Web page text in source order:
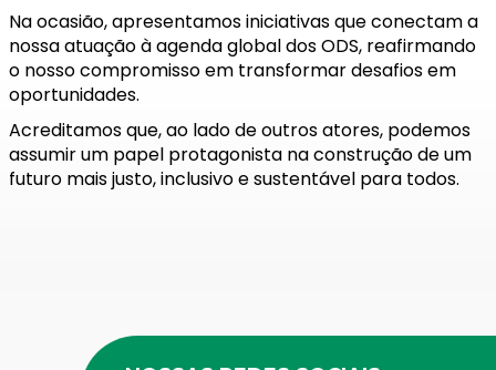
Na ocasião, apresentamos iniciativas que conectam a
nossa atuação à agenda global dos ODS, reafirmando
o nosso compromisso em transformar desafios em
oportunidades.
Acreditamos que, ao lado de outros atores, podemos
assumir um papel protagonista na construção de um
futuro mais justo, inclusivo e sustentável para todos.